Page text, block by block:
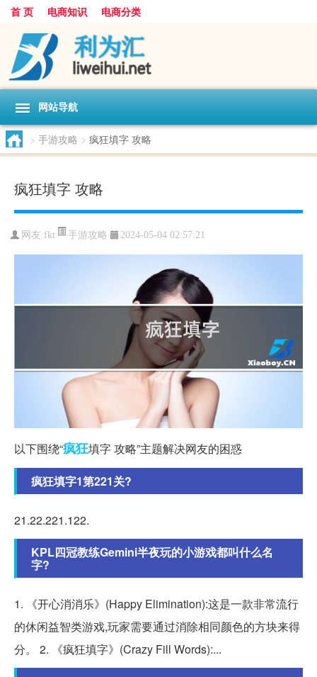
首 页 电商知识 电商分类
网站导航
> 手游攻略 > 疯狂填字 攻略
疯狂填字 攻略
网友:fkt 手游攻略 2024-05-04 02:57:21
以下围绕“疯狂填字 攻略”主题解决网友的困惑
疯狂填字1第221关?
21.22.221.122.
KPL四冠教练Gemini半夜玩的小游戏都叫什么名
字?
1. 《开心消消乐》(Happy Elimination):这是一款非常流行
的休闲益智类游戏,玩家需要通过消除相同颜色的方块来得
分。 2. 《疯狂填字》(Crazy Fill Words):...